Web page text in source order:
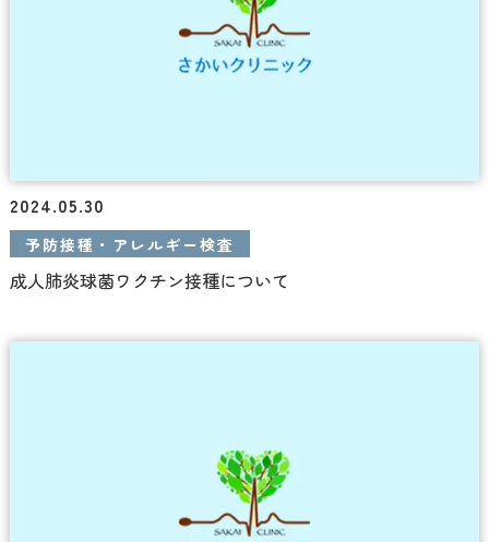
2024.05.30
予防接種・アレルギー検査
成人肺炎球菌ワクチン接種について